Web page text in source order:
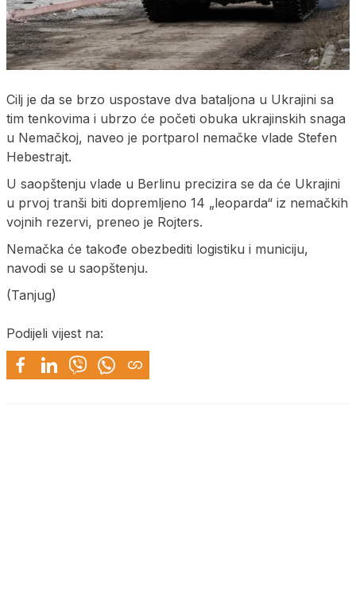
Cilj je da se brzo uspostave dva bataljona u Ukrajini sa
tim tenkovima i ubrzo će početi obuka ukrajinskih snaga
u Nemačkoj, naveo je portparol nemačke vlade Stefen
Hebestrajt.
U saopštenju vlade u Berlinu precizira se da će Ukrajini
u prvoj tranši biti dopremljeno 14 „leoparda“ iz nemačkih
vojnih rezervi, preneo je Rojters.
Nemačka će takođe obezbediti logistiku i municiju,
navodi se u saopštenju.
(Tanjug)
Podijeli vijest na: